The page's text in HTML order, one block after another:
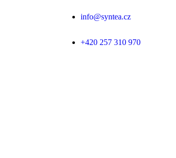
info@syntea.cz
+420 257 310 970